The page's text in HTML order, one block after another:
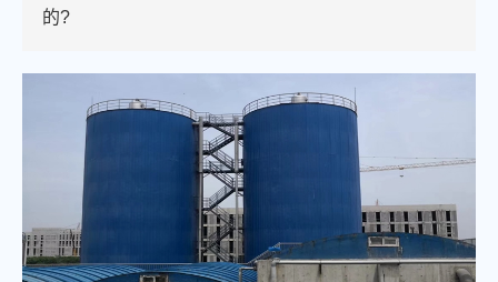
的?